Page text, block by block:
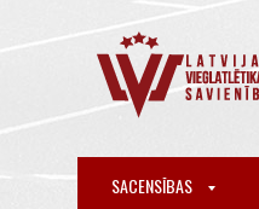
SACENSĪBAS